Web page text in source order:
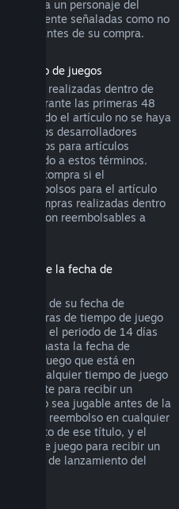
a un personaje del
claramente señaladas como no
tienda antes de su compra.
dentro de juegos
realizadas dentro de
durante las primeras 48
y cuando el artículo no se haya
Otros desarrolladores
para artículos
acuerdo a estos términos.
de la compra si el
reembolsos para el artículo
las compras realizadas dentro
no son reembolsables a
antes de la fecha de
antes de su fecha de
dos horas de tiempo de juego
pero el periodo de 14 días
hasta la fecha de
un juego que está en
, cualquier tiempo de juego
límite para recibir un
que no sea jugable antes de la
un reembolso en cualquier
de ese título, y el
de juego para recibir un
la fecha de lanzamiento del